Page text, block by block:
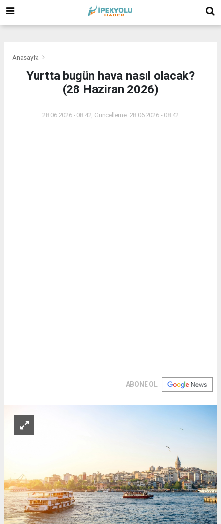
Anasayfa
Yurtta bugün hava nasıl olacak?
(28 Haziran 2026)
28.06.2026 - 08:42, Güncelleme: 28.06.2026 - 08:42
ABONE OL